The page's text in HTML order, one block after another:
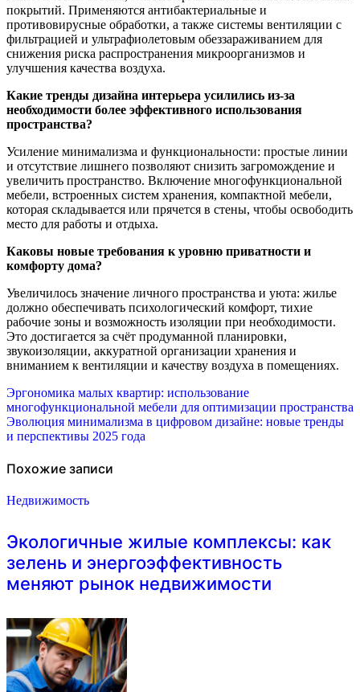
покрытий. Применяются антибактериальные и
противовирусные обработки, а также системы вентиляции с
фильтрацией и ультрафиолетовым обеззараживанием для
снижения риска распространения микроорганизмов и
улучшения качества воздуха.
Какие тренды дизайна интерьера усилились из-за
необходимости более эффективного использования
пространства?
Усиление минимализма и функциональности: простые линии
и отсутствие лишнего позволяют снизить загромождение и
увеличить пространство. Включение многофункциональной
мебели, встроенных систем хранения, компактной мебели,
которая складывается или прячется в стены, чтобы освободить
место для работы и отдыха.
Каковы новые требования к уровню приватности и
комфорту дома?
Увеличилось значение личного пространства и уюта: жилье
должно обеспечивать психологический комфорт, тихие
рабочие зоны и возможность изоляции при необходимости.
Это достигается за счёт продуманной планировки,
звукоизоляции, аккуратной организации хранения и
вниманием к вентиляции и качеству воздуха в помещениях.
Навигация
по
записям
Эргономика малых квартир: использование
многофункциональной мебели для оптимизации пространства
Эволюция минимализма в цифровом дизайне: новые тренды
и перспективы 2025 года
Похожие записи
Недвижимость
Экологичные жилые комплексы: как
зелень и энергоэффективность
меняют рынок недвижимости